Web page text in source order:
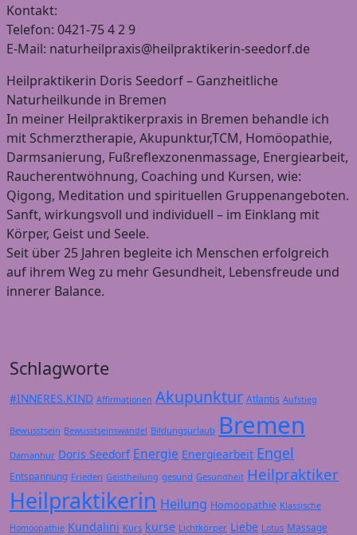
Kontakt:
Telefon: 0421-75 4 2 9
E-Mail: naturheilpraxis@heilpraktikerin-seedorf.de
Heilpraktikerin Doris Seedorf – Ganzheitliche
Naturheilkunde in Bremen
In meiner Heilpraktikerpraxis in Bremen behandle ich
mit Schmerztherapie, Akupunktur,TCM, Homöopathie,
Darmsanierung, Fußreflexzonenmassage, Energiearbeit,
Raucherentwöhnung, Coaching und Kursen, wie:
Qigong, Meditation und spirituellen Gruppenangeboten.
Sanft, wirkungsvoll und individuell – im Einklang mit
Körper, Geist und Seele.
Seit über 25 Jahren begleite ich Menschen erfolgreich
auf ihrem Weg zu mehr Gesundheit, Lebensfreude und
innerer Balance.
Schlagworte
#INNERES.KIND Affirmationen Akupunktur Atlantis Aufstieg
Bewusstsein Bewusstseinswandel Bildungsurlaub Bremen
Damanhur Doris Seedorf Energie Energiearbeit Engel
Entspannung Frieden Geistheilung gesund Gesundheit Heilpraktiker
Heilpraktikerin Heilung Homöopathie Klassische
Homöopathie Kundalini Kurs kurse Lichtkörper Liebe Lotus Massage